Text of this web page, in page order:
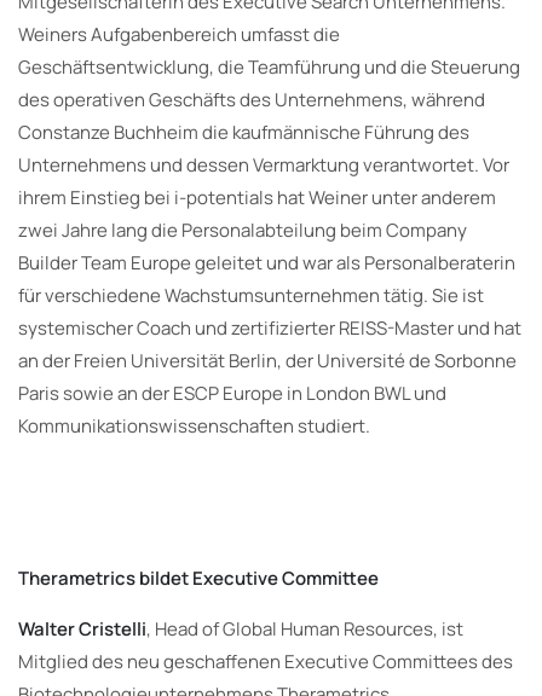
Weiners Aufgabenbereich umfasst die
Geschäftsentwicklung, die Teamführung und die Steuerung
des operativen Geschäfts des Unternehmens, während
Constanze Buchheim die kaufmännische Führung des
Unternehmens und dessen Vermarktung verantwortet. Vor
ihrem Einstieg bei i-potentials hat Weiner unter anderem
zwei Jahre lang die Personalabteilung beim Company
Builder Team Europe geleitet und war als Personalberaterin
für verschiedene Wachstumsunternehmen tätig. Sie ist
systemischer Coach und zertifizierter REISS-Master und hat
an der Freien Universität Berlin, der Université de Sorbonne
Paris sowie an der ESCP Europe in London BWL und
Kommunikationswissenschaften studiert.
Therametrics bildet Executive Committee
Walter Cristelli, Head of Global Human Resources, ist
Mitglied des neu geschaffenen Executive Committees des